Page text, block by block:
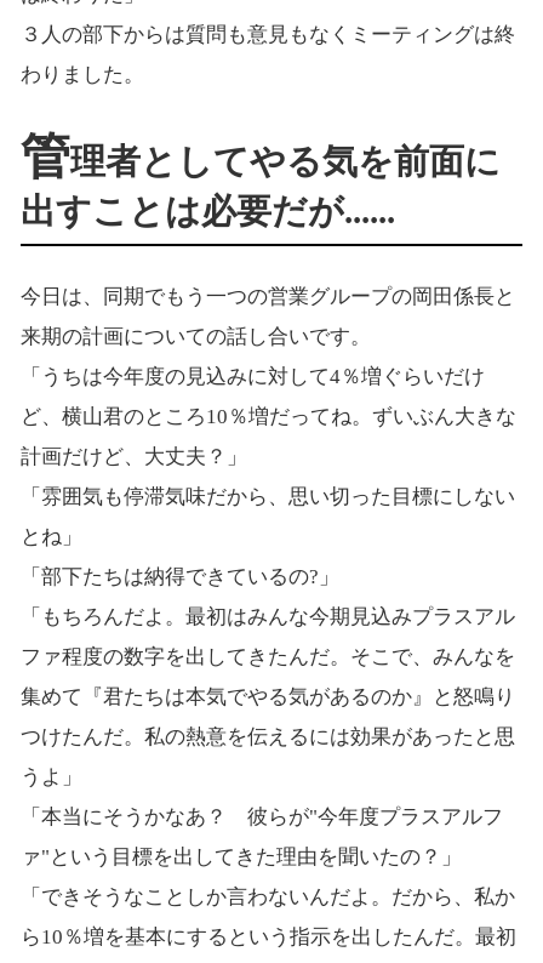
３人の部下からは質問も意見もなくミーティングは終
わりました。
管理者としてやる気を前面に
出すことは必要だが......
今日は、同期でもう一つの営業グループの岡田係長と
来期の計画についての話し合いです。
「うちは今年度の見込みに対して4％増ぐらいだけ
ど、横山君のところ10％増だってね。ずいぶん大きな
計画だけど、大丈夫？」
「雰囲気も停滞気味だから、思い切った目標にしない
とね」
「部下たちは納得できているの?」
「もちろんだよ。最初はみんな今期見込みプラスアル
ファ程度の数字を出してきたんだ。そこで、みんなを
集めて『君たちは本気でやる気があるのか』と怒鳴り
つけたんだ。私の熱意を伝えるには効果があったと思
うよ」
「本当にそうかなあ？ 彼らが"今年度プラスアルフ
ァ"という目標を出してきた理由を聞いたの？」
「できそうなことしか言わないんだよ。だから、私か
ら10％増を基本にするという指示を出したんだ。最初